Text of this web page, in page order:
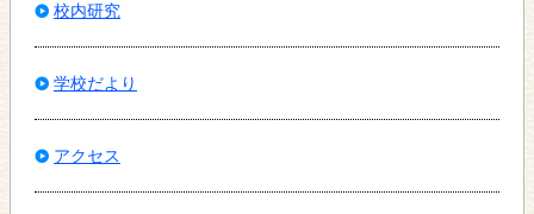
校内研究
学校だより
アクセス